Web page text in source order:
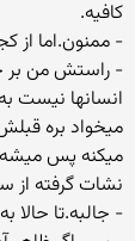
كافيه.
- ممنون.اما از
- راستش من بر
انسانها نيست
ميخواد بره
ميكنه پس ميشه
نشات گرفته از
- جالبه.تا حالا